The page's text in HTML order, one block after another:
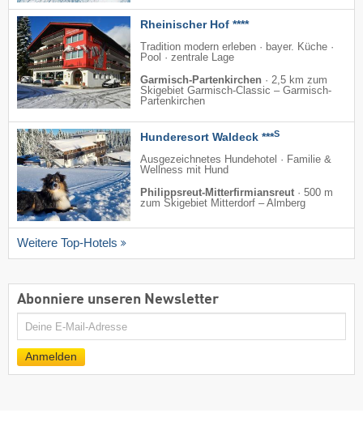
Rheinischer Hof ****
Tradition modern erleben · bayer. Küche ·
Pool · zentrale Lage
Garmisch-Partenkirchen · 2,5 km zum
Skigebiet Garmisch-Classic – Garmisch-
Partenkirchen
Hunderesort Waldeck ***S
Ausgezeichnetes Hundehotel · Familie &
Wellness mit Hund
Philippsreut-Mitterfirmiansreut · 500 m
zum Skigebiet Mitterdorf – Almberg
Weitere Top-Hotels
Abonniere unseren Newsletter
E-
Mail
Anmelden